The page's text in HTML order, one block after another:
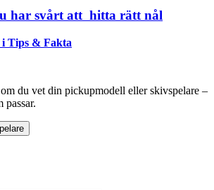
har svårt att hitta rätt nål
i Tips & Fakta
du vet din pickupmodell eller skivspelare –
passar.